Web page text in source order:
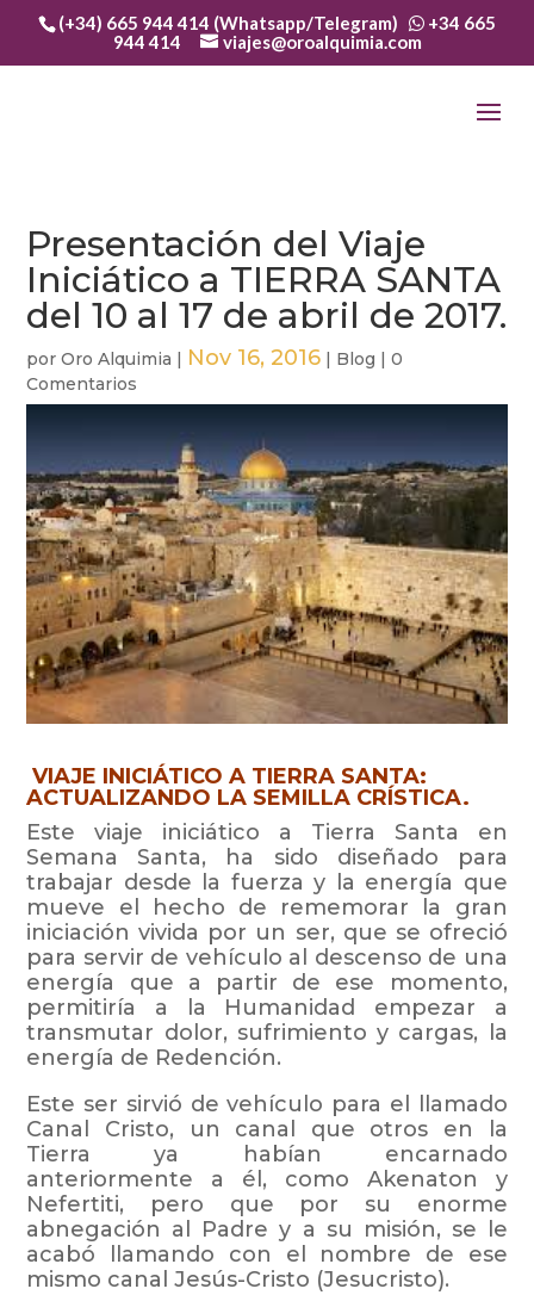
(+34) 665 944 414 (Whatsapp/Telegram)
+34 665
944 414
viajes@oroalquimia.com
Presentación del Viaje
Iniciático a TIERRA SANTA
del 10 al 17 de abril de 2017.
porOro Alquimia | Nov 16, 2016 | Blog |0
Comentarios
VIAJE INICIÁTICO A TIERRA SANTA:
ACTUALIZANDO LA SEMILLA CRÍSTICA.
Este viaje iniciático a Tierra Santa en
Semana Santa, ha sido diseñado para
trabajar desde la fuerza y la energía que
mueve el hecho de rememorar la gran
iniciación vivida por un ser, que se ofreció
para servir de vehículo al descenso de una
energía que a partir de ese momento,
permitiría a la Humanidad empezar a
transmutar dolor, sufrimiento y cargas, la
energía de Redención.
Este ser sirvió de vehículo para el llamado
Canal Cristo, un canal que otros en la
Tierra ya habían encarnado
anteriormente a él, como Akenaton y
Nefertiti, pero que por su enorme
abnegación al Padre y a su misión, se le
acabó llamando con el nombre de ese
mismo canal Jesús-Cristo (Jesucristo).